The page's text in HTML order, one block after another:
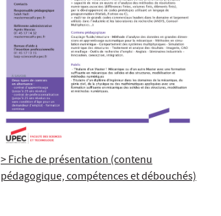
> Fiche de présentation (contenu
pédagogique, compétences et débouchés)